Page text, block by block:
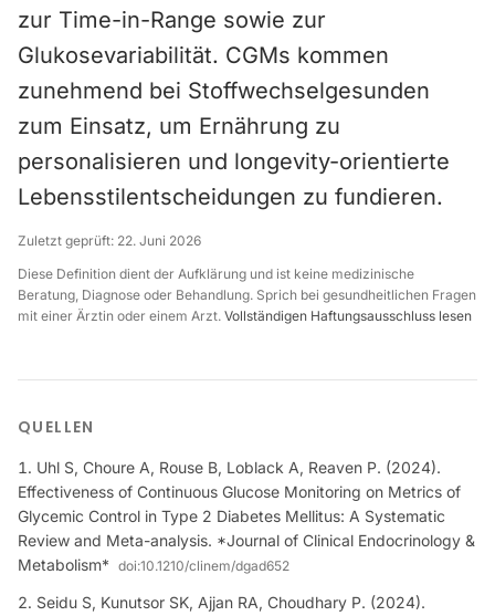
zur Time-in-Range sowie zur
Glukosevariabilität. CGMs kommen
zunehmend bei Stoffwechselgesunden
zum Einsatz, um Ernährung zu
personalisieren und longevity-orientierte
Lebensstilentscheidungen zu fundieren.
Zuletzt geprüft: 22. Juni 2026
Diese Definition dient der Aufklärung und ist keine medizinische
Beratung, Diagnose oder Behandlung. Sprich bei gesundheitlichen Fragen
mit einer Ärztin oder einem Arzt. Vollständigen Haftungsausschluss lesen
QUELLEN
Uhl S, Choure A, Rouse B, Loblack A, Reaven P. (2024).
Effectiveness of Continuous Glucose Monitoring on Metrics of
Glycemic Control in Type 2 Diabetes Mellitus: A Systematic
Review and Meta-analysis. *Journal of Clinical Endocrinology &
Metabolism* doi:10.1210/clinem/dgad652
Seidu S, Kunutsor SK, Ajjan RA, Choudhary P. (2024).